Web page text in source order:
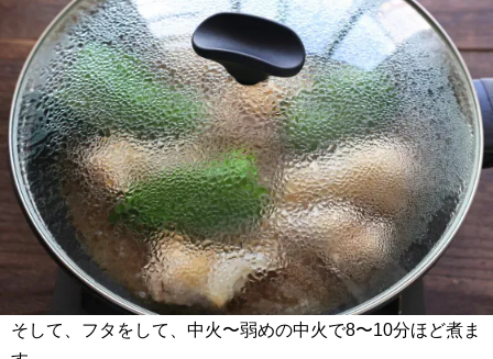
そして、フタをして、中火〜弱めの中火で8〜10分ほど煮ま